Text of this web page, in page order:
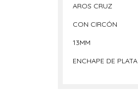
AROS CRUZ
CON CIRCÓN
13MM
ENCHAPE DE PLATA